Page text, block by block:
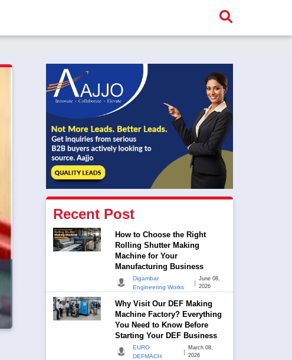
Recent Post
How to Choose the Right
Rolling Shutter Making
Machine for Your
Manufacturing Business
Digambar
Engineering Works
|
June 08,
2026
Why Visit Our DEF Making
Machine Factory? Everything
You Need to Know Before
Starting Your DEF Business
EURO
DEFMACH
|
March 08,
2026